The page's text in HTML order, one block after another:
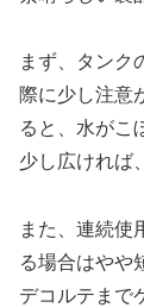
まず、タンク
際に少し注意
ると、水がこ
少し広ければ
また、連続使
る場合はやや
デコルテまで